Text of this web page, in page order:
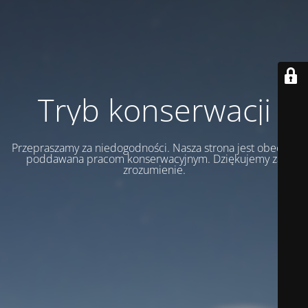
Tryb konserwacji
Przepraszamy za niedogodności. Nasza strona jest obecnie
poddawana pracom konserwacyjnym. Dziękujemy za
zrozumienie.